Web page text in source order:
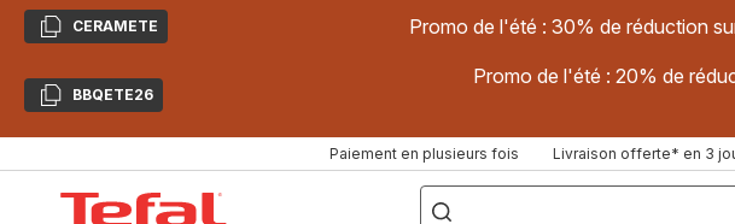
CopierCERAMETE Promo de l'été : 30% de réduction
CopierBBQETE26
Promo de l'été : 20% de
Paiement en plusieurs fois Livraison offerte* en 3
["Poêles
inox,
Cake
Factory,